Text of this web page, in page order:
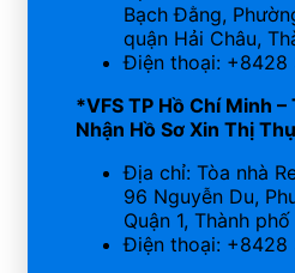
Bạch Đằng,
quận Hải Châu,
Điện thoại: +8428
*VFS TP Hồ Chí Minh
Nhận Hồ Sơ Xin Thị
Địa chỉ: Tòa nhà
96 Nguyễn Du,
Quận 1, Thành
Điện thoại: +8428